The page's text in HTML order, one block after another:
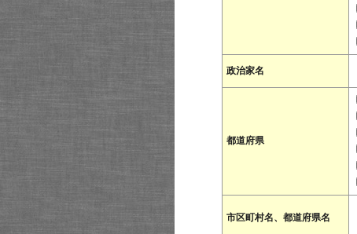
政治家名
都道府県
市区町村名、都道府県名